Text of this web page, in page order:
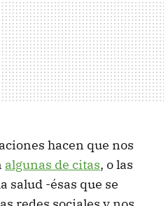
hacen que nos
algunas de citas, o las
salud -ésas que se